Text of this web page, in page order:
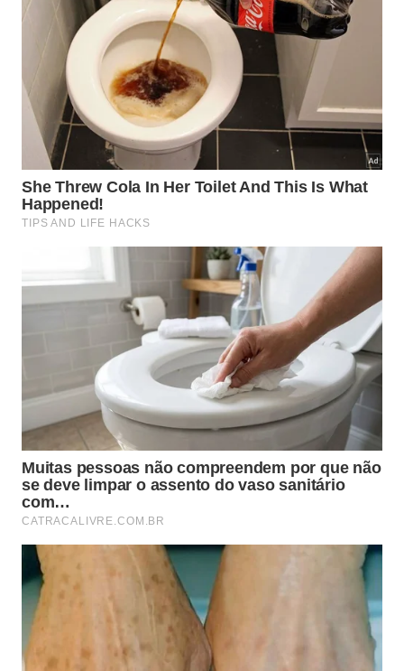
Essa aglomeração galáctica específica, catalogada
tecnicamente como ACO 3627, situa-se muito perto
da região central do Grande Atrator. As galáxias que
compõem esse grupo fascinante brilham
intensamente como verdadeiras joias salpicadas em
um fundo escuro eprofundodofirmamento.
✨
Aglomerado ACO 3627
Núcleo do Atrator
Este aglomerado de galáxias ocupa uma
posição de destaque próximo ao centro
dessa imensa concentração de massa
astronômica.